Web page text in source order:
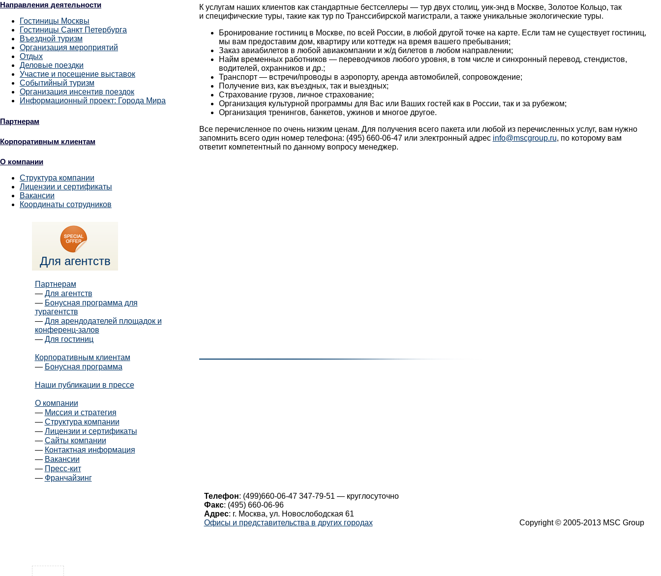
Направления деятельности
Гостиницы Москвы
Гостиницы Санкт Петербурга
Въездной туризм
Организация мероприятий
Отдых
Деловые поездки
Участие и посещение выставок
Событийный туризм
Организация инсентив поездок
Информационный проект: Города Мира
Партнерам
Корпоративным клиентам
О компании
Структура компании
Лицензии и сертификаты
Вакансии
Координаты сотрудников
Для агентств
Партнерам
— Для агентств
— Бонусная программа для
турагентств
— Для арендодателей площадок и
конференц-залов
— Для гостиниц
Корпоративным клиентам
— Бонусная программа
Наши публикации в прессе
О компании
— Миссия и стратегия
— Структура компании
— Лицензии и сертификаты
— Сайты компании
— Контактная информация
— Вакансии
— Пресс-кит
— Франчайзинг
К услугам наших клиентов как стандартные бестселлеры — тур двух столиц, уик-эндв Москве, Золотое Кольцо, так
и специфические туры, такие как тур по Транссибирской магистрали, а также уникальные экологические туры.
Бронирование гостиниц в Москве, по всей России, в любой другой точке на карте. Если там не существует гостиниц,
мы вам предоставим дом, квартиру или коттедж на время вашего пребывания;
Заказ авиабилетов в любой авиакомпании и ж/д билетов в любом направлении;
Найм временных работников — переводчиков любого уровня, в том числе и синхронный перевод, стендистов,
водителей, охранников и др.;
Транспорт — встречи/проводы в аэропорту, аренда автомобилей, сопровождение;
Получение виз, как въездных, так и выездных;
Страхование грузов, личное страхование;
Организация культурной программы для Вас или Ваших гостей как в России, так и за рубежом;
Организация тренингов, банкетов, ужинов и многое другое.
Все перечисленное по очень низким ценам. Для получения всего пакета или любой из перечисленных услуг, вам нужно
запомнить всего один номер телефона: (495) 660-06-47или электронный адрес info@mscgroup.ru, по которому вам
ответит компетентный по данному вопросу менеджер.
Телефон: (499)660-06-47 347-79-51 — круглосуточно
Факс: (495) 660-06-96
Адрес: г. Москва, ул. Новослободская 61
Офисы и представительства в других городах
Copyright © 2005-2013 MSC Group